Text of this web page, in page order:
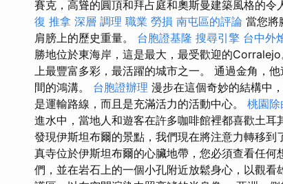
賽克，高聳的圓頂和拜占庭和奧斯曼建築風格的令
復 推拿 深層 調理 職業 勞損 南屯區的評論 當您將
肩膀上的歷史重量。 台胞證基隆 搜尋引擎 台中外
勝地位於東海岸，這是最大，最受歡迎的Corralejo
上最豐富多彩，最活躍的城市之一。 通過金角，
間的鴻溝。 台胞證辦理 漫步在這個奇妙的結構中
是運輸路線，而且是充滿活力的活動中心。 桃園
進水中，當地人和遊客在許多咖啡館裡都喜歡土耳
發現伊斯坦布爾的景點，我們現在將注意力轉移到
真寺位於伊斯坦布爾的心臟地帶，您必須查看任
們，並在岩石上的一個小孔附近放鬆身心，以觀